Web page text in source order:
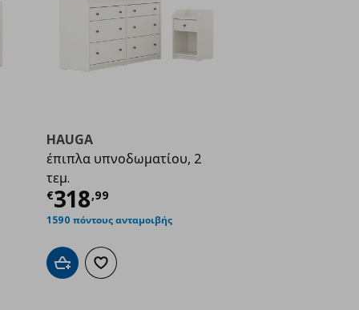
€ 198,99
HAUGA
έπιπλα υπνοδωματίου, 2
τεμ.
€318,99
Τρέχουσα τιμή
1590 πόντους ανταμοιβής
Προσθήκη στο καλάθι
Προσθήκη στα αγαπημένα